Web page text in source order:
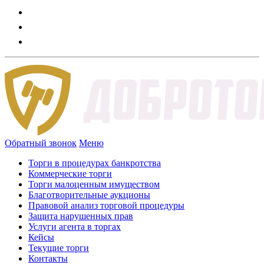
Обратный звонок Меню
Торги в процедурах банкротства
Коммерческие торги
Торги малоценным имуществом
Благотворительные аукционы
Правовой анализ торговой процедуры
Защита нарушенных прав
Услуги агента в торгах
Кейсы
Текущие торги
Контакты